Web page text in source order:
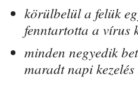
körülbelül a felük
fenntartotta a vírus
minden negyedik
maradt napi